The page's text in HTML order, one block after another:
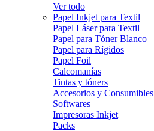
Ver todo
Papel Inkjet para Textil
Papel Láser para Textil
Papel para Tóner Blanco
Papel para Rígidos
Papel Foil
Calcomanías
Tintas y tóners
Accesorios y Consumibles
Softwares
Impresoras Inkjet
Packs